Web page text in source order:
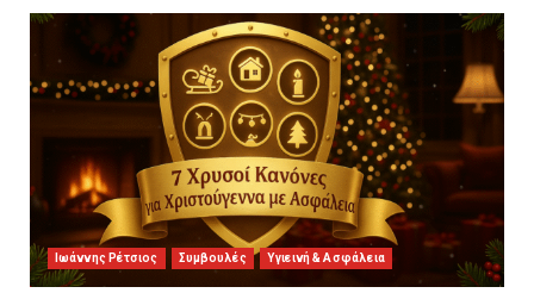
Ιωάννης Ρέτσιος Συμβουλές Υγιεινή & Ασφάλεια